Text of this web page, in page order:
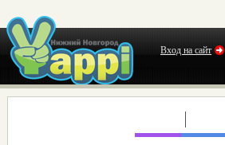
Вход на сайт